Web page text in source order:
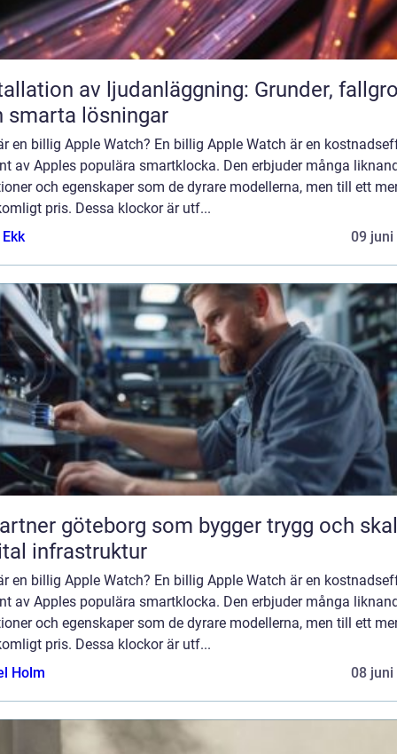
av ljudanläggning: Grunder,
smarta lösningar
en billig Apple Watch? En billig Apple Watch är en
av Apples populära smartklocka. Den erbjuder många
och egenskaper som de dyrare modellerna, men till ett
pris. Dessa klockor är utf...
09 juni
göteborg som bygger trygg och
infrastruktur
en billig Apple Watch? En billig Apple Watch är en
av Apples populära smartklocka. Den erbjuder många
och egenskaper som de dyrare modellerna, men till ett
pris. Dessa klockor är utf...
Holm
08 juni